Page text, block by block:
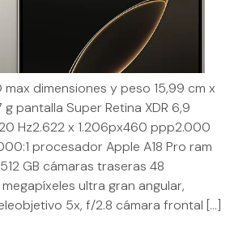
max dimensiones y peso 15,99 cm x
pantalla Super Retina XDR 6,9
Hz2.622 x 1.206px460 ppp2.000
procesador Apple A18 Pro ram
GB cámaras traseras 48
ultra gran angular,
5x, f/2.8 cámara frontal […]